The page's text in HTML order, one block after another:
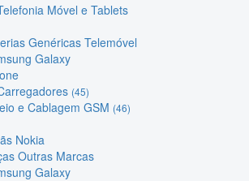
Móvel e Tablets
Genéricas Telemóvel
Galaxy
(45)
e Cablagem GSM (46)
Nokia
Outras Marcas
Galaxy